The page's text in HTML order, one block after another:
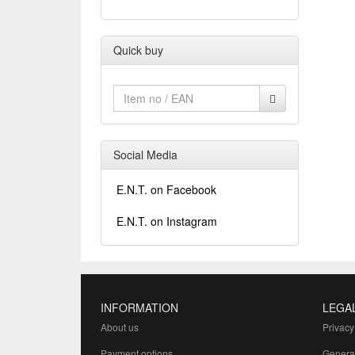
Quick buy
Social Media
E.N.T. on Facebook
E.N.T. on Instagram
INFORMATION
About us
Privacy